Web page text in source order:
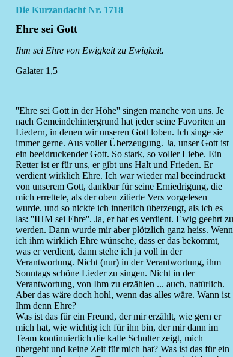
Die Kurzandacht Nr. 1718
Ehre sei Gott
Ihm sei Ehre von Ewigkeit zu Ewigkeit.
Galater 1,5
''Ehre sei Gott in der Höhe'' singen manche von uns. Je
nach Gemeindehintergrund hat jeder seine Favoriten an
Liedern, in denen wir unseren Gott loben. Ich singe sie
immer gerne. Aus voller Überzeugung. Ja, unser Gott ist
ein beeidruckender Gott. So stark, so voller Liebe. Ein
Retter ist er für uns, er gibt uns Halt und Frieden. Er
verdient wirklich Ehre. Ich war wieder mal beeindruckt
von unserem Gott, dankbar für seine Erniedrigung, die
mich errettete, als der oben zitierte Vers vorgelesen
wurde. und so nickte ich innerlich überzeugt, als ich es
las: ''IHM sei Ehre''. Ja, er hat es verdient. Ewig geehrt zu
werden. Dann wurde mir aber plötzlich ganz heiss. Wenn
ich ihm wirklich Ehre wünsche, dass er das bekommt,
was er verdient, dann stehe ich ja voll in der
Verantwortung. Nicht (nur) in der Verantwortung, ihm
Sonntags schöne Lieder zu singen. Nicht in der
Verantwortung, von Ihm zu erzählen ... auch, natürlich.
Aber das wäre doch hohl, wenn das alles wäre. Wann ist
Ihm denn Ehre?
Was ist das für ein Freund, der mir erzählt, wie gern er
mich hat, wie wichtig ich für ihn bin, der mir dann im
Team kontinuierlich die kalte Schulter zeigt, mich
übergeht und keine Zeit für mich hat? Was ist das für ein